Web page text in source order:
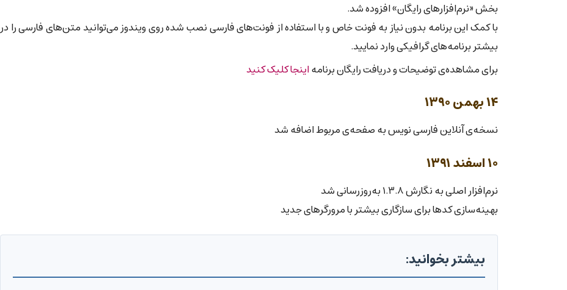
بخش «نرم‌افزارهای رایگان» افزوده شد.
با کمک این برنامه بدون نیاز به فونت خاص و با استفاده از فونت‌های فارسی نصب شده روی ویندوز می‌توانید متن‌های فارسی را در
بیشتر برنامه‌های گرافیکی وارد نمایید.
برای مشاهده‌ی توضیحات و دریافت رایگان برنامهاینجا کلیک کنید
۱۴ بهمن ۱۳۹۰
نسخه‌ی آنلاین فارسی نویس به صفحه‌ی مربوط اضافه شد
۱۰ اسفند ۱۳۹۱
نرم‌افزار اصلی به نگارش ۱.۳.۸ به‌روزرسانی شد
بهینه‌سازی کدها برای سازگاری بیشتر با مرورگرهای جدید
بیشتر بخوانید: